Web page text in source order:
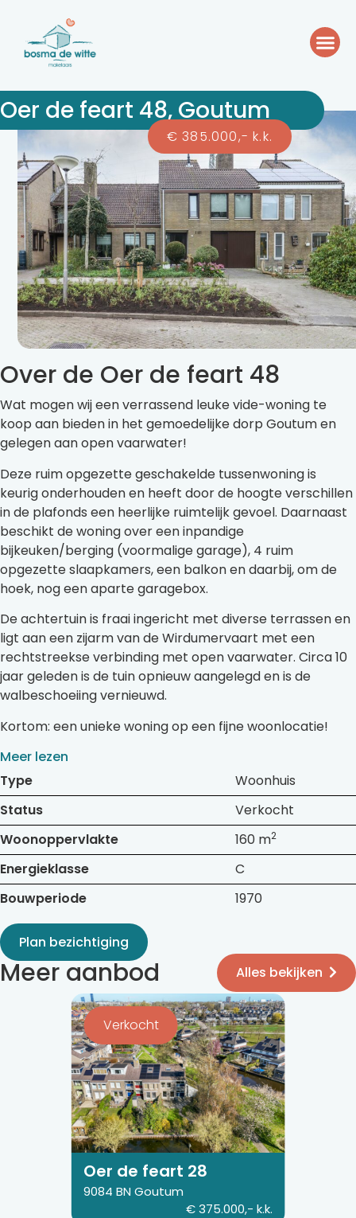
Oer de feart 48, Goutum
Over de Oer de feart 48
Wat mogen wij een verrassend leuke vide-woning te
koop aan bieden in het gemoedelijke dorp Goutum en
gelegen aan open vaarwater!
Deze ruim opgezette geschakelde tussenwoning is
keurig onderhouden en heeft door de hoogte verschillen
in de plafonds een heerlijke ruimtelijk gevoel. Daarnaast
beschikt de woning over een inpandige
bijkeuken/berging (voormalige garage), 4 ruim
opgezette slaapkamers, een balkon en daarbij, om de
hoek, nog een aparte garagebox.
De achtertuin is fraai ingericht met diverse terrassen en
ligt aan een zijarm van de Wirdumervaart met een
rechtstreekse verbinding met open vaarwater. Circa 10
jaar geleden is de tuin opnieuw aangelegd en is de
walbeschoeiing vernieuwd.
Kortom: een unieke woning op een fijne woonlocatie!
Meer lezen
Type
Woonhuis
Status
Verkocht
Woonoppervlakte
160 m2
Energieklasse
C
Bouwperiode
1970
Plan bezichtiging
Meer aanbod
Alles bekijken
Bekijk
de
detail
pagina
van
Oer
de
feart
28
Verkocht
Oer de feart 28
9084 BN Goutum
€ 375.000,- k.k.